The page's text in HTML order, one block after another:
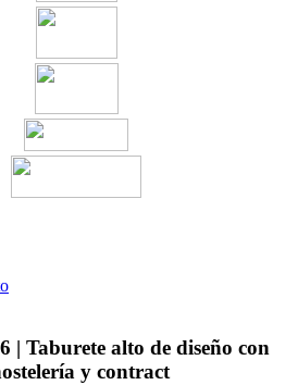
| Taburete alto de diseño con
y contract